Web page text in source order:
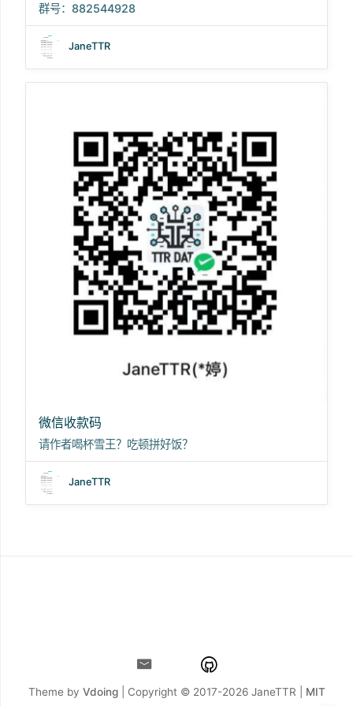
群号：882544928
JaneTTR
微信收款码
请作者喝杯雪王？吃顿拼好饭？
JaneTTR
Theme by Vdoing| Copyright © 2017-2026 JaneTTR | MIT